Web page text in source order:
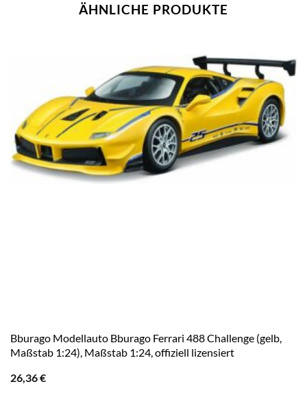
ÄHNLICHE PRODUKTE
Bburago Modellauto Bburago Ferrari 488 Challenge (gelb,
Maßstab 1:24), Maßstab 1:24, offiziell lizensiert
26,36€